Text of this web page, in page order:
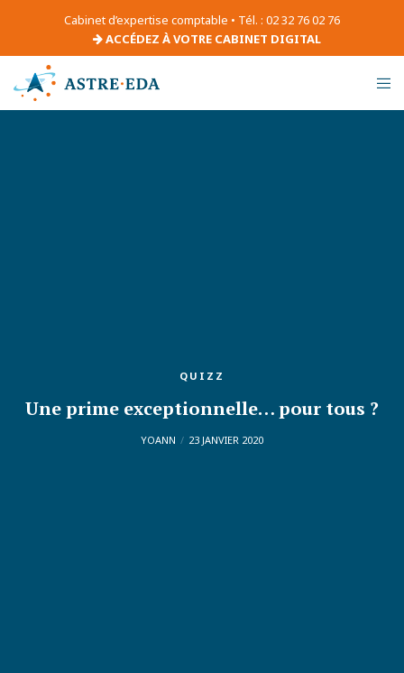
Cabinet d’expertise comptable • Tél. : 02 32 76 02 76
ACCÉDEZ À VOTRE CABINET DIGITAL
QUIZZ
Une prime exceptionnelle… pour tous ?
YOANN 23 JANVIER 2020